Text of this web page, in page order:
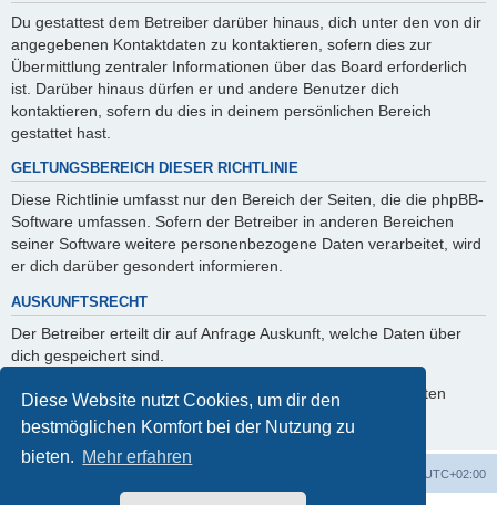
Diese Website nutzt Cookies, um dir den
bestmöglichen Komfort bei der Nutzung zu
bieten. Mehr erfahren
Du gestattest dem Betreiber darüber hinaus, dich unter den von dir
angegebenen Kontaktdaten zu kontaktieren, sofern dies zur
Übermittlung zentraler Informationen über das Board erforderlich
ist. Darüber hinaus dürfen er und andere Benutzer dich
kontaktieren, sofern du dies in deinem persönlichen Bereich
gestattet hast.
GELTUNGSBEREICH DIESER RICHTLINIE
Diese Richtlinie umfasst nur den Bereich der Seiten, die die phpBB-
Software umfassen. Sofern der Betreiber in anderen Bereichen
seiner Software weitere personenbezogene Daten verarbeitet, wird
er dich darüber gesondert informieren.
AUSKUNFTSRECHT
Der Betreiber erteilt dir auf Anfrage Auskunft, welche Daten über
dich gespeichert sind.
Du kannst jederzeit die Löschung bzw. Sperrung deiner Daten
verlangen. Kontaktiere hierzu bitte den Betreiber.
UTC+02:00